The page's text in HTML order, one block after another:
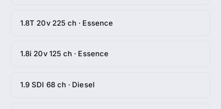
1.8T 20v 225 ch · Essence
1.8i 20v 125 ch · Essence
1.9 SDI 68 ch · Diesel